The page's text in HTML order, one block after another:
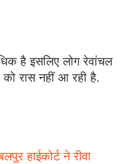
है इसलिए लोग रेवांचल
रास नहीं आ रही है.
हाईकोर्ट ने रीवा